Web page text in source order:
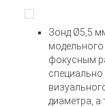
Зонд Ø5,5
фокусным
диаметра,